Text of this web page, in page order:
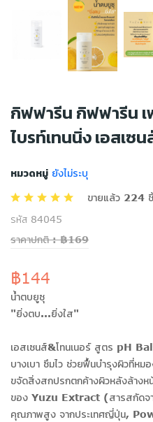
กิฟฟารีน กิฟฟารีน
ไบรท์เทนนิ่ง เอสเซน
หมวดหมู่ ยังไม่ระบุ
ขายแล้ว 224
รหัส 84045
ราคาปกติ : ฿169
฿144
น้ำตบยูซุ
"ยิ่งตบ...ยิ่งใส"
เอสเซนส์&โทนเนอร์ สูตร pH
บางเบา ซึมไว ช่วยฟื้นบำรุงผิวที่หม
ขจัดสิ่งสกปรกตกค้างผิวหลังล้าง
ของ Yuzu Extract (สารสกัดจ
คุณภาพสูง จากประเทศญี่ปุ่น,